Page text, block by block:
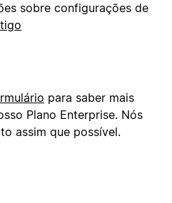
sobre configurações de
para saber mais
Plano Enterprise. Nós
assim que possível.